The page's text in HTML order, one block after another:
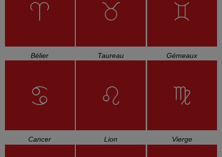
Bélier Taureau Gémeaux
Cancer Lion Vierge